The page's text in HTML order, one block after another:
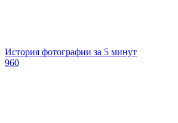
История фотографии за 5 минут
960